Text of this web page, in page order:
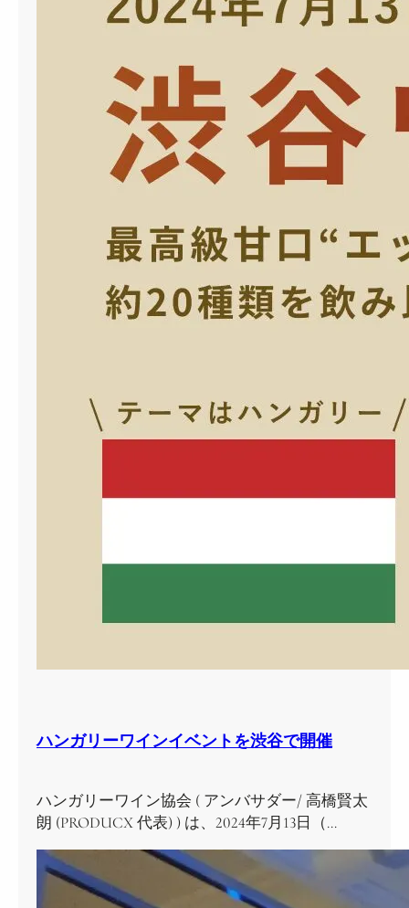
ハンガリーワインイベントを渋谷で開催
ハンガリーワイン協会 ( アンバサダー/ 高橋賢太
朗 (PRODUCX 代表) ) は、2024年7月13日（…